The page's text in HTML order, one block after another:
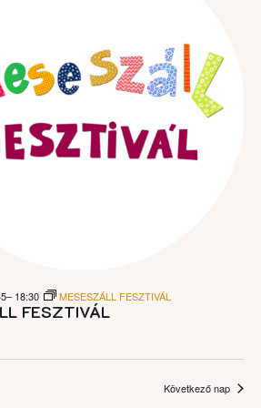
FESZTIVÁL
– 18:30 MESESZÁLL FESZTIVÁL
Következő nap